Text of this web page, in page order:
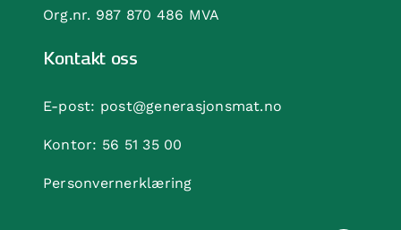
Org.nr. 987 870 486 MVA
Kontakt oss
E-post: post@generasjonsmat.no
Kontor: 56 51 35 00
Personvernerklæring